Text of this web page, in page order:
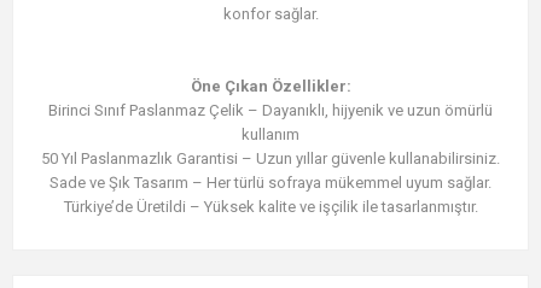
konfor sağlar.
Öne Çıkan Özellikler:
Birinci Sınıf Paslanmaz Çelik – Dayanıklı, hijyenik ve uzun ömürlü
kullanım
50 Yıl Paslanmazlık Garantisi – Uzun yıllar güvenle kullanabilirsiniz.
Sade ve Şık Tasarım – Her türlü sofraya mükemmel uyum sağlar.
Türkiye’de Üretildi – Yüksek kalite ve işçilik ile tasarlanmıştır.